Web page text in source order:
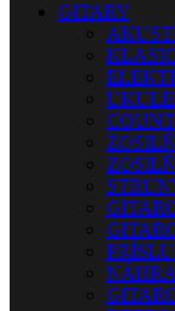
GITARY